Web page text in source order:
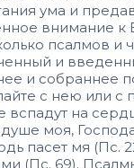
ума и
внимание к
псалмов
и
и собраннее
с нею или
вспадут на
моя,
пасет мя (Пс.
(Пс. 69).